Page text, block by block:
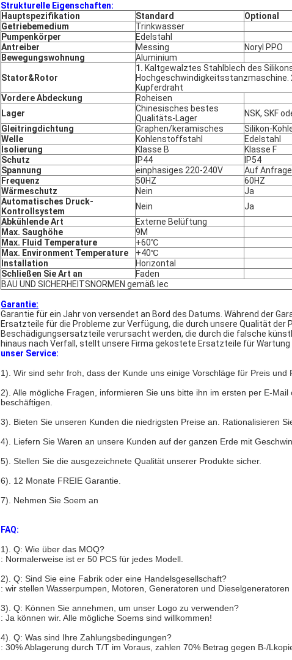
Strukturelle Eigenschaften:
Hauptspezifikation
Standard
Optional
Getriebemedium
Trinkwasser
Pumpenkörper
Edelstahl
Antreiber
Messing
Noryl PPO
Bewegungswohnung
Aluminium
Stator&Rotor
1. Kaltgewalztes Stahlblech des
Hochgeschwindigkeitsstanzmaschine.
Kupferdraht
Vordere Abdeckung
Roheisen
Lager
Chinesisches bestes
Qualitäts-Lager
NSK, SKF
Gleitringdichtung
Graphen/keramisches
Silikon-
Welle
Kohlenstoffstahl
Edelstahl
Isolierung
Klasse B
Klasse F
Schutz
IP44
IP54
Spannung
einphasiges 220-240V
Auf Anfrage
Frequenz
50HZ
60HZ
Wärmeschutz
Nein
Ja
Automatisches Druck-
Kontrollsystem
Nein
Ja
Abkühlende Art
Externe Belüftung
Max. Saughöhe
9M
Max. Fluid Temperature
+60℃
Max. Environment Temperature
+40℃
Installation
Horizontal
Schließen Sie Art an
Faden
BAU UND SICHERHEITSNORMEN gemäß Iec
Garantie:
Garantie für ein Jahr von versendet an Bord des Datums. Während der
Ersatzteile für die Probleme zur Verfügung, die durch unsere Qualität
Beschädigungsersatzteile verursacht werden, die durch die falsche
hinaus nach Verfall, stellt unsere Firma gekostete Ersatzteile für Wartung
unser Service:
1). Wir sind sehr froh, dass der Kunde uns einige Vorschläge für Preis und
2). Alle mögliche Fragen, informieren Sie uns bitte ihn im ersten per E-
beschäftigen.
3). Bieten Sie unseren Kunden die niedrigsten Preise an. Rationalisieren
4). Liefern Sie Waren an unsere Kunden auf der ganzen Erde mit
5). Stellen Sie die ausgezeichnete Qualität unserer Produkte sicher.
6). 12 Monate FREIE Garantie.
7). Nehmen Sie Soem an
FAQ:
1). Q: Wie über das MOQ?
: Normalerweise ist er 50 PCS für jedes Modell.
2). Q: Sind Sie eine Fabrik oder eine Handelsgesellschaft?
: wir stellen Wasserpumpen, Motoren, Generatoren und Dieselgeneratoren
3). Q: Können Sie annehmen, um unser Logo zu verwenden?
: Ja können wir. Alle mögliche Soems sind willkommen!
4). Q: Was sind Ihre Zahlungsbedingungen?
: 30% Ablagerung durch T/T im Voraus, zahlen 70% Betrag gegen B-/